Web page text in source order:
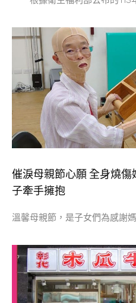
催淚母親節心願 全身燒
子牽手擁抱
溫馨母親節，是子女們為感謝